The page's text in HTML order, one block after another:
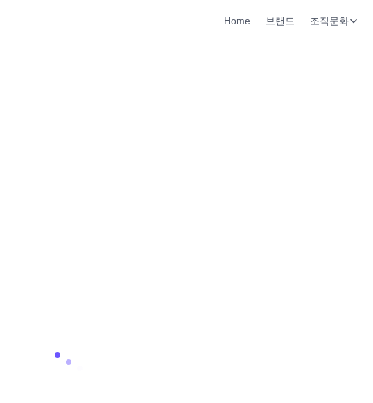
Home 브랜드 조직문화